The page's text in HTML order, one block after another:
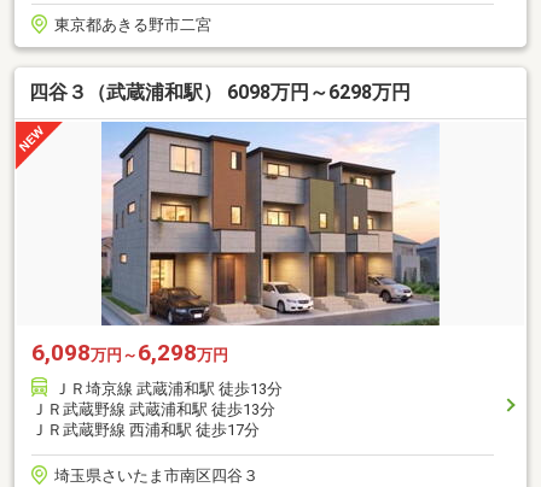
東京都あきる野市二宮
四谷３（武蔵浦和駅） 6098万円～6298万円
6,098万円～ 6,298万円
ＪＲ埼京線 武蔵浦和駅 徒歩13分
ＪＲ武蔵野線 武蔵浦和駅 徒歩13分
ＪＲ武蔵野線 西浦和駅 徒歩17分
埼玉県さいたま市南区四谷３